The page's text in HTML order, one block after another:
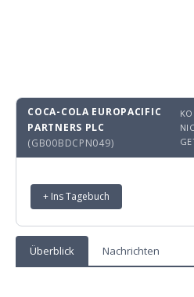
COCA-COLA EUROPACIFIC
PARTNERS PLC
(GB00BDCPN049)
+ Ins Tagebuch
Überblick Nachrichten